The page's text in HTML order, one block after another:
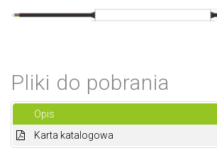
Pliki do pobrania
Opis
Karta katalogowa